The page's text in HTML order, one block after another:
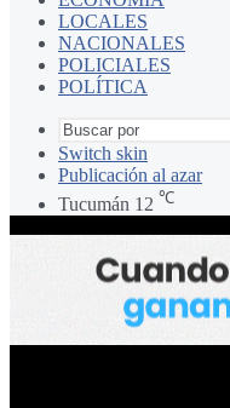
LOCALES
NACIONALES
POLICIALES
POLÍTICA
Switch skin
Publicación al azar
Tucumán 12 ℃